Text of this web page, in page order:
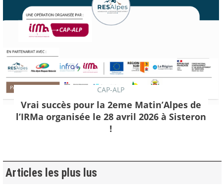
CAP-ALP
Vrai succès pour la 2eme Matin’Alpes de
l’IRMa organisée le 28 avril 2026 à Sisteron
!
Articles les plus lus